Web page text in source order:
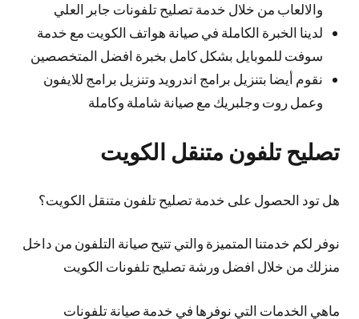
والالعاب من خلال خدمة تصليح تلفونات جابر العلي
لدينا الخبرة الكاملة في صيانة هواتف الكويت مع خدمة
سوفت للموبايل بشكل كامل بخبرة افضل المتخصصين
نقوم أيضا بتنزيل برامج اندرويد وتنزيل برامج للايفون
وعمل روت وجلبريك مع صيانة شاملة وكاملة
تصليح تلفون متنقل الكويت
هل تود الحصول على خدمة تصليح تلفون متنقل الكويت؟
نوفر لكم خدمتنا المتميزة والتي تتيح صيانة التلفون من داخل
منزلك من خلال افضل ورشة تصليح تلفونات الكويت
ماهي الخدمات التي نوفرها في خدمة صيانة تلفونات